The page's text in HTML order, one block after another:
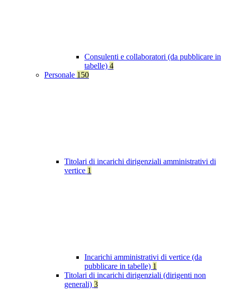
Consulenti e collaboratori (da pubblicare in
tabelle) 4
Personale 150
Titolari di incarichi dirigenziali amministrativi di
vertice 1
Incarichi amministrativi di vertice (da
pubblicare in tabelle) 1
Titolari di incarichi dirigenziali (dirigenti non
generali) 3